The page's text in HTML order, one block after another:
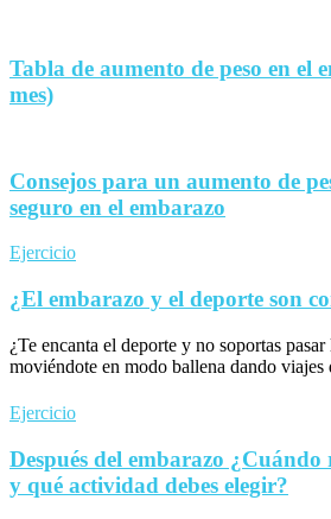
Tabla de aumento de peso en el
mes)
Consejos para un aumento de
seguro en el embarazo
Ejercicio
¿El embarazo y el deporte son
¿Te encanta el deporte y no soportas
moviéndote en modo ballena dando viajes
Ejercicio
Después del embarazo
y qué actividad debes elegir?